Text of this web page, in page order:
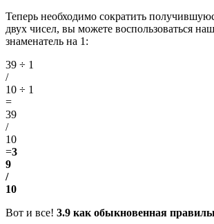
Теперь необходимо сократить
двух чисел, вы можете воспользоваться
знаменатель на 1:
39 ÷ 1
/
10 ÷ 1
=
39
/
10
=3
9
/
10
Вот и все! 3.9 как обыкновенная